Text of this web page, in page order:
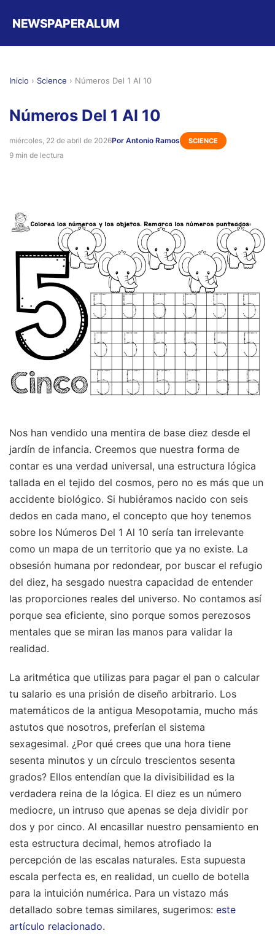
NEWSPAPERALUM
Inicio › Science › Números Del 1 Al 10
Números Del 1 Al 10
miércoles, 22 de abril de 2026Por Antonio Ramos SCIENCE
9 min de lectura
Nos han vendido una mentira de base diez desde el
jardín de infancia. Creemos que nuestra forma de
contar es una verdad universal, una estructura lógica
tallada en el tejido del cosmos, pero no es más que un
accidente biológico. Si hubiéramos nacido con seis
dedos en cada mano, el concepto que hoy tenemos
sobre los Números Del 1 Al 10 sería tan irrelevante
como un mapa de un territorio que ya no existe. La
obsesión humana por redondear, por buscar el refugio
del diez, ha sesgado nuestra capacidad de entender
las proporciones reales del universo. No contamos así
porque sea eficiente, sino porque somos perezosos
mentales que se miran las manos para validar la
realidad.
La aritmética que utilizas para pagar el pan o calcular
tu salario es una prisión de diseño arbitrario. Los
matemáticos de la antigua Mesopotamia, mucho más
astutos que nosotros, preferían el sistema
sexagesimal. ¿Por qué crees que una hora tiene
sesenta minutos y un círculo trescientos sesenta
grados? Ellos entendían que la divisibilidad es la
verdadera reina de la lógica. El diez es un número
mediocre, un intruso que apenas se deja dividir por
dos y por cinco. Al encasillar nuestro pensamiento en
esta estructura decimal, hemos atrofiado la
percepción de las escalas naturales. Esta supuesta
escala perfecta es, en realidad, un cuello de botella
para la intuición numérica. Para un vistazo más
detallado sobre temas similares, sugerimos: este
artículo relacionado.